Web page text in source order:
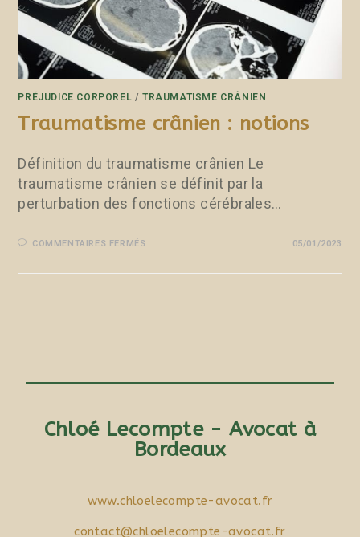
PRÉJUDICE CORPOREL /TRAUMATISME CRÂNIEN
Traumatisme crânien : notions
Définition du traumatisme crânien Le
traumatisme crânien se définit par la
perturbation des fonctions cérébrales…
COMMENTAIRES FERMÉS 05/01/2023
Chloé Lecompte - Avocat à
Bordeaux
www.chloelecompte-avocat.fr
contact@chloelecompte-avocat.fr